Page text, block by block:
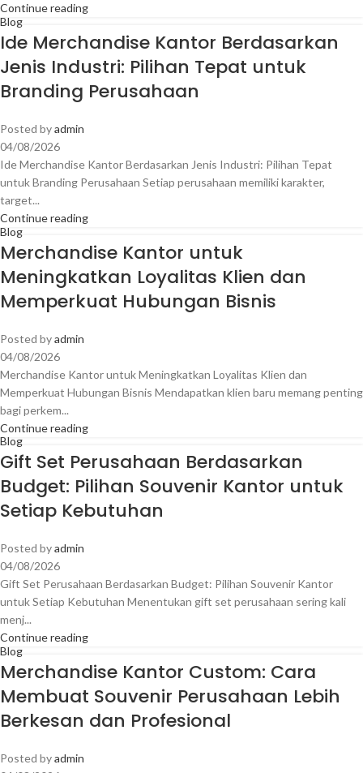
Continue reading
Blog
Ide Merchandise Kantor Berdasarkan
Jenis Industri: Pilihan Tepat untuk
Branding Perusahaan
Posted byadmin
04/08/2026
Ide Merchandise Kantor Berdasarkan Jenis Industri: Pilihan Tepat
untuk Branding Perusahaan Setiap perusahaan memiliki karakter,
target...
Continue reading
Blog
Merchandise Kantor untuk
Meningkatkan Loyalitas Klien dan
Memperkuat Hubungan Bisnis
Posted byadmin
04/08/2026
Merchandise Kantor untuk Meningkatkan Loyalitas Klien dan
Memperkuat Hubungan Bisnis Mendapatkan klien baru memang penting
bagi perkem...
Continue reading
Blog
Gift Set Perusahaan Berdasarkan
Budget: Pilihan Souvenir Kantor untuk
Setiap Kebutuhan
Posted byadmin
04/08/2026
Gift Set Perusahaan Berdasarkan Budget: Pilihan Souvenir Kantor
untuk Setiap Kebutuhan Menentukan gift set perusahaan sering kali
menj...
Continue reading
Blog
Merchandise Kantor Custom: Cara
Membuat Souvenir Perusahaan Lebih
Berkesan dan Profesional
Posted byadmin